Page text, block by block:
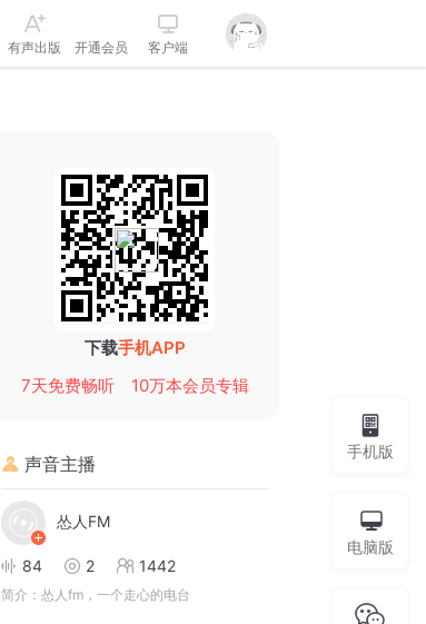
有声出版 开通会员 客户端
下载手机APP
7天免费畅听
10万本会员专辑
声音主播
怂人FM
84 2 1442
简介： 怂人fm，一个走心的电台
手机版
电脑版